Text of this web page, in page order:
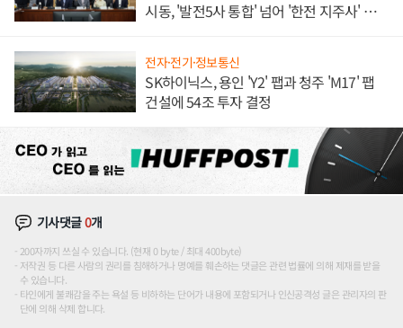
시동, '발전5사 통합' 넘어 '한전 지주사' 재편
전자·전기·정보통신
SK하이닉스, 용인 'Y2' 팹과 청주 'M17' 팹
건설에 54조 투자 결정
기사댓글0개
200자까지 쓰실 수 있습니다. (현재 0 byte / 최대 400byte)
저작권 등 다른 사람의 권리를 침해하거나 명예를 훼손하는 댓글은 관련 법률에 의해 제재를 받을
수 있습니다.
타인에게 불쾌감을 주는 욕설 등 비하하는 단어가 내용에 포함되거나 인신공격성 글은 관리자의 판
단에 의해 삭제 합니다.